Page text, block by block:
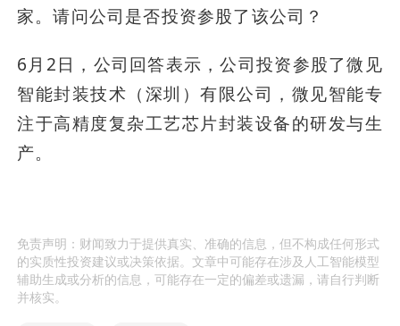
家。请问公司是否投资参股了该公司？
6月2日，公司回答表示，公司投资参股了微见
智能封装技术（深圳）有限公司，微见智能专
注于高精度复杂工艺芯片封装设备的研发与生
产。
免责声明：财闻致力于提供真实、准确的信息，但不构成任何形式
的实质性投资建议或决策依据。文章中可能存在涉及人工智能模型
辅助生成或分析的信息，可能存在一定的偏差或遗漏，请自行判断
并核实。